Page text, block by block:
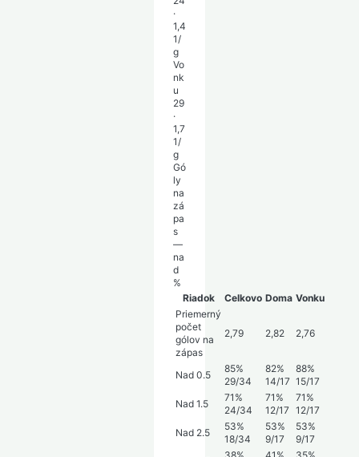
·
1,4
1/
g
Vo
nk
u
29
·
1,7
1/
g
Gó
ly
na
zá
pa
s
—
na
d
%
Riadok
Celkovo Doma Vonku
Priemerný
počet
gólov na
zápas
2,79 2,82 2,76
Nad 0.5
85%
29/34
82%
14/17
88%
15/17
Nad 1.5
71%
24/34
71%
12/17
71%
12/17
Nad 2.5
53%
18/34
53%
9/17
53%
9/17